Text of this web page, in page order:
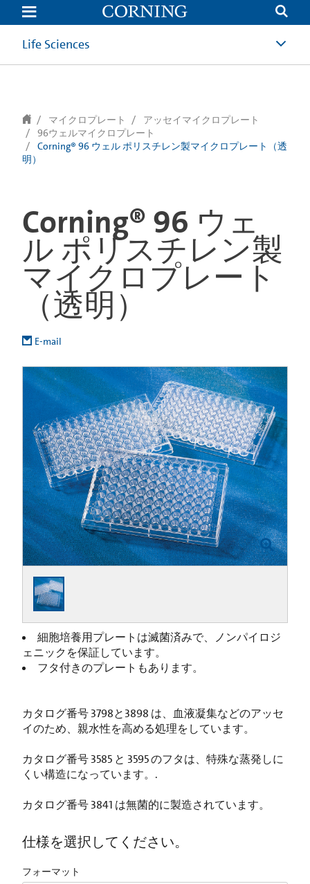
text.skipToContent
text.skipToNavigation
Life Sciences
マイクロプレート
アッセイマイクロプレート
96ウェルマイクロプレート
Corning® 96 ウェル ポリスチレン製マイクロプレート（透
明）
Corning® 96 ウェ
ル ポリスチレン製
マイクロプレート
（透明）
E-mail
細胞培養用プレートは滅菌済みで、ノンパイロジ
ェニックを保証しています。
フタ付きのプレートもあります。
カタログ番号 3798と3898 は、血液凝集などのアッセ
イのため、親水性を高める処理をしています。
カタログ番号 3585 と 3595 のフタは、特殊な蒸発しに
くい構造になっています。.
カタログ番号 3841 は無菌的に製造されています。
仕様を選択してください。
フォーマット